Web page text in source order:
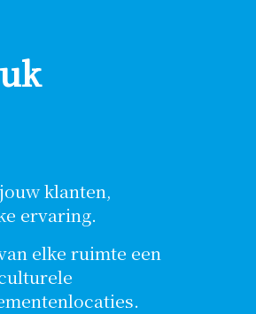
klanten,
ervaring.
elke ruimte een